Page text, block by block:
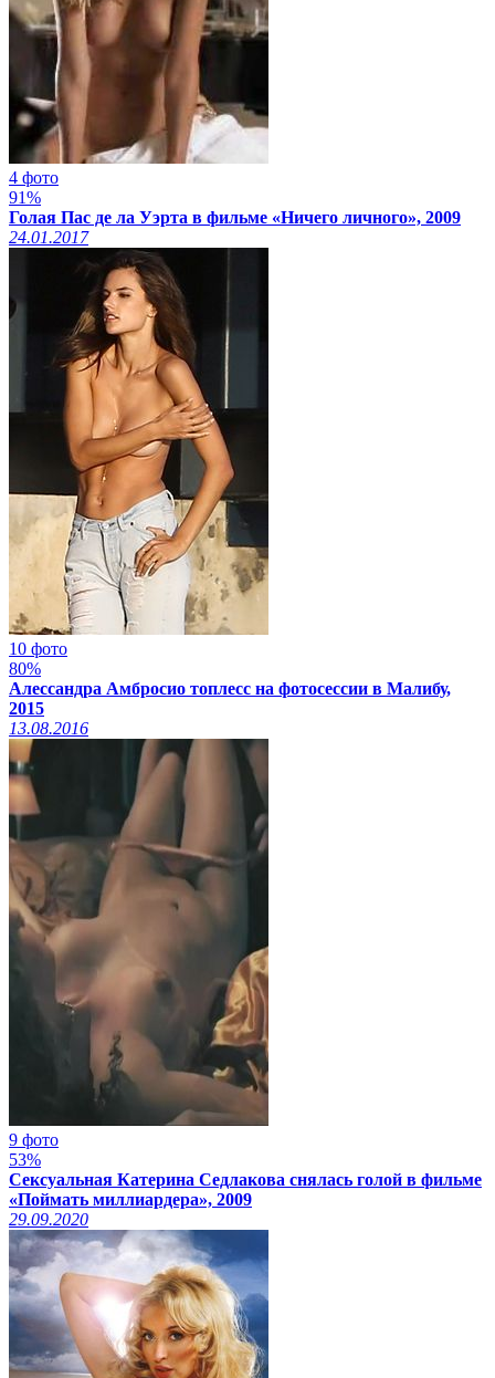
4 фото
91%
Голая Пас де ла Уэрта в фильме «Ничего личного», 2009
24.01.2017
10 фото
80%
Алессандра Амбросио топлесс на фотосессии в Малибу,
2015
13.08.2016
9 фото
53%
Сексуальная Катерина Седлакова снялась голой в фильме
«Поймать миллиардера», 2009
29.09.2020